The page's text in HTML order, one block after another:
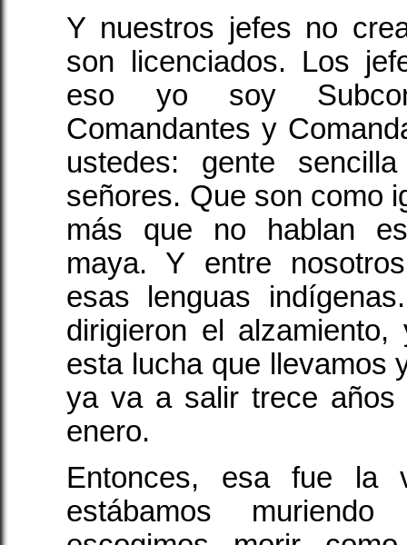
Y nuestros jefes no
son licenciados. Los
eso yo soy
Comandantes y
ustedes: gente
señores. Que son como
más que no hablan
maya. Y entre
esas lenguas
dirigieron el
esta lucha que llevamos
ya va a salir trece años
enero.
Entonces, esa fue la
estábamos